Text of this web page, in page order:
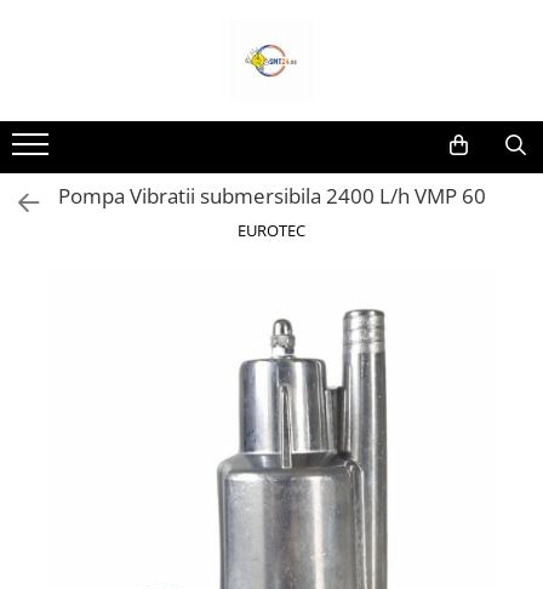
Lampi Solare&Proiectoare
Proiectoare Led
Accesorii Electrice
Camere Video Supraveghere
Compresoare & Generatoare
Pompa Vibratii submersibila 2400 L/h VMP 60
EUROTEC